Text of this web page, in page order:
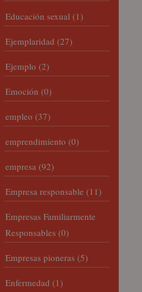
Educación sexual (1)
Ejemplaridad (27)
Ejemplo (2)
Emoción (0)
empleo (37)
emprendimiento (0)
empresa (92)
Empresa responsable (11)
Empresas Familiarmente
Responsables (0)
Empresas pioneras (5)
Enfermedad (1)